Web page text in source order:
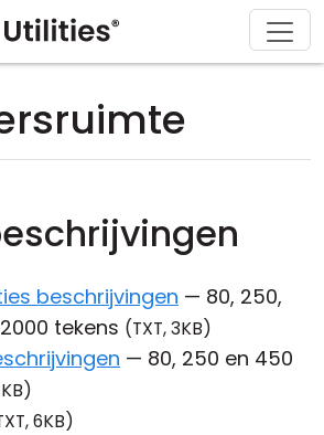
beschrijvingen — 80, 250,
tekens (TXT, 3KB)
— 80, 250 en 450
6KB)
Over